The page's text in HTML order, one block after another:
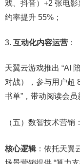
戏、抖音）+2 张电
约率提升 55%；​
互动化内容运营 ：​
天翼云游戏推出 “AI
对战），参与用户超
书单”，带动阅读会员
（五）数智技术营销
核心逻辑：依托天翼